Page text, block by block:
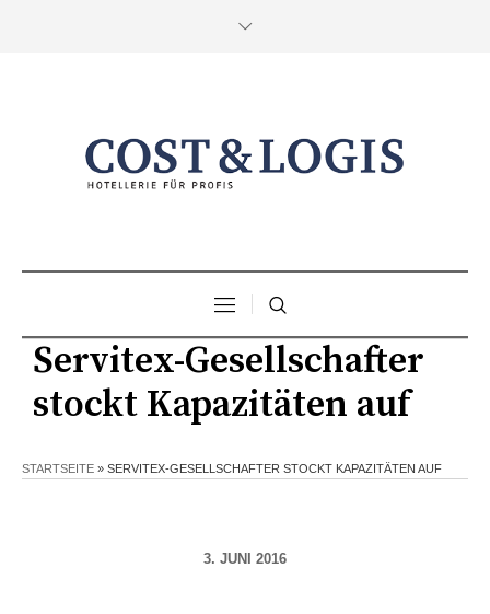
Servitex-Gesellschafter
stockt Kapazitäten auf
STARTSEITE » SERVITEX-GESELLSCHAFTER STOCKT KAPAZITÄTEN AUF
3. JUNI 2016